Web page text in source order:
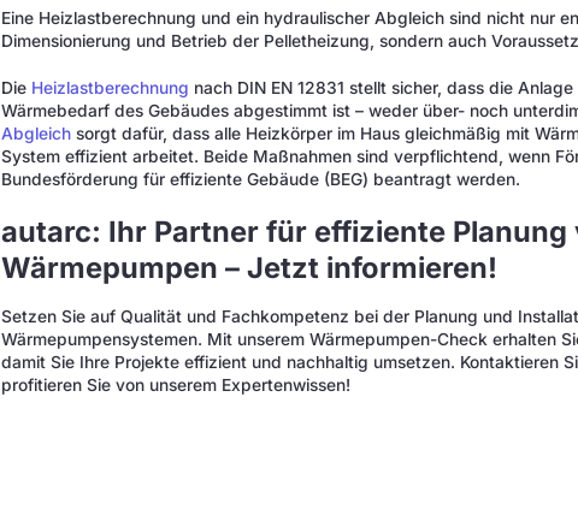
Eine Heizlastberechnung und ein hydraulischer Abgleich sind nicht nur
Dimensionierung und Betrieb der Pelletheizung, sondern auch
Die Heizlastberechnung nach DIN EN 12831 stellt sicher, dass die
Wärmebedarf des Gebäudes abgestimmt ist – weder über- noch
Abgleich sorgt dafür, dass alle Heizkörper im Haus gleichmäßig mit
System effizient arbeitet. Beide Maßnahmen sind verpflichtend, wenn
Bundesförderung für effiziente Gebäude (BEG) beantragt werden.
autarc: Ihr Partner für effiziente Planung
Wärmepumpen – Jetzt informieren!
Setzen Sie auf Qualität und Fachkompetenz bei der Planung und
Wärmepumpensystemen. Mit unserem Wärmepumpen-Check erhalten
damit Sie Ihre Projekte effizient und nachhaltig umsetzen. Kontaktieren
profitieren Sie von unserem Expertenwissen!